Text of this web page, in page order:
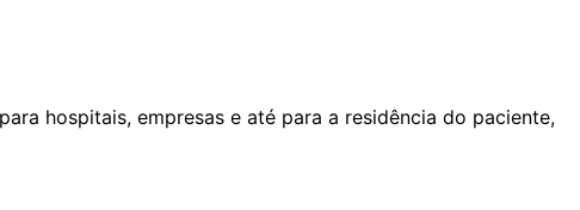
hospitais, empresas e até para a residência do paciente,